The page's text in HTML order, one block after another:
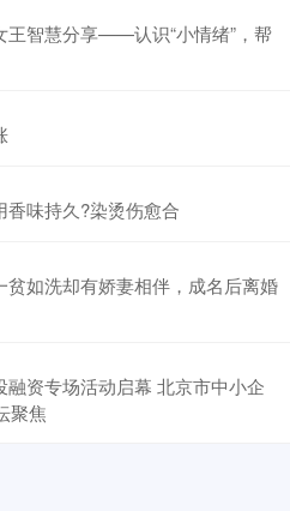
王智慧分享——认识“小情绪”，帮
味持久?染烫伤愈合
贫如洗却有娇妻相伴，成名后离婚
资专场活动启幕 北京市中小企
聚焦